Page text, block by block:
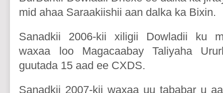
mid ahaa Saraakiishii aan dalka ka Bixin.
Sanadkii 2006-kii xiligii Dowladii ku
waxaa loo Magacaabay Taliyaha
guutada 15 aad ee CXDS.
Sanadkii 2007-kii waxaa uu tababar u